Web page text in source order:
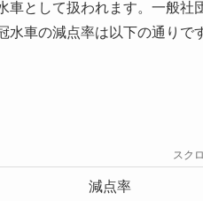
として扱われます。一般社
車の減点率は以下の通りです
スク
減点率